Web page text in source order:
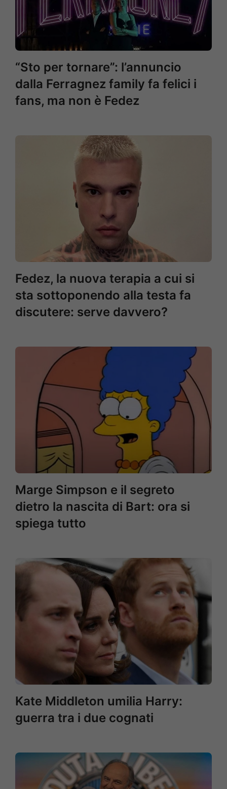
“Sto per tornare”: l’annuncio
dalla Ferragnez family fa felici i
fans, ma non è Fedez
Fedez, la nuova terapia a cui si
sta sottoponendo alla testa fa
discutere: serve davvero?
Marge Simpson e il segreto
dietro la nascita di Bart: ora si
spiega tutto
Kate Middleton umilia Harry:
guerra tra i due cognati